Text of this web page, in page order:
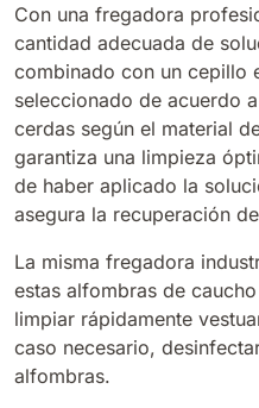
Con una fregadora
cantidad adecuada de
combinado con un cepillo
seleccionado de acuerdo
cerdas según el material
garantiza una limpieza
de haber aplicado la
asegura la recuperación
La misma fregadora
estas alfombras de
limpiar rápidamente
caso necesario,
alfombras.